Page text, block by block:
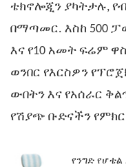
ቴክኖሎጂን ያካትታሉ,
በማጣመር. እስከ 500
እና የ10 አመት ፍሬም
ወንበር የእርስዎን
ውበትን እና የአሰራር
የሽያጭ ቡድናችን
የንግድ የሆቴል